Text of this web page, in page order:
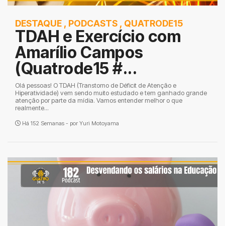
DESTAQUE , PODCASTS , QUATRODE15
TDAH e Exercício com
Amarílio Campos
(Quatrode15 #...
Olá pessoas! O TDAH (Transtorno de Déficit de Atenção e
Hiperatividade) vem sendo muito estudado e tem ganhado grande
atenção por parte da mídia. Vamos entender melhor o que
realmente...
Há 152 Semanas - por Yuri Motoyama